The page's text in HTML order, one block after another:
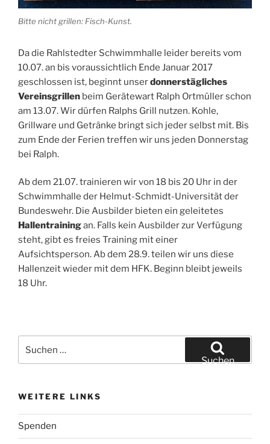
Bitte nicht grillen: Fisch-Kunst.
Da die Rahlstedter Schwimmhalle leider bereits vom
10.07. an bis voraussichtlich Ende Januar 2017
geschlossen ist, beginnt unserdonnerstägliches
Vereinsgrillen beim Gerätewart Ralph Ortmüller schon
am 13.07. Wir dürfen Ralphs Grill nutzen. Kohle,
Grillware und Getränke bringt sich jeder selbst mit. Bis
zum Ende der Ferien treffen wir uns jeden Donnerstag
bei Ralph.
Ab dem 21.07. trainieren wir von 18 bis 20 Uhr in der
Schwimmhalle der Helmut-Schmidt-Universität der
Bundeswehr. Die Ausbilder bieten ein geleitetes
Hallentrainingan. Falls kein Ausbilder zur Verfügung
steht, gibt es freies Training mit einer
Aufsichtsperson. Ab dem 28.9. teilen wir uns diese
Hallenzeit wieder mit dem HFK. Beginn bleibt jeweils
18 Uhr.
nach:
Suchen
WEITERE LINKS
Spenden